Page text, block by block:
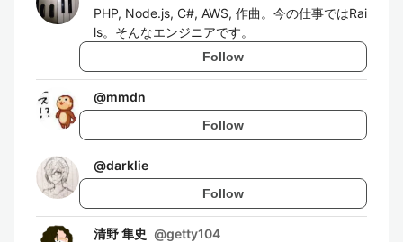
PHP, Node.js, C#, AWS, 作曲。今の仕事ではRai
ls。そんなエンジニアです。
Follow
@mmdn
Follow
@darklie
Follow
清野 隼史 @getty104